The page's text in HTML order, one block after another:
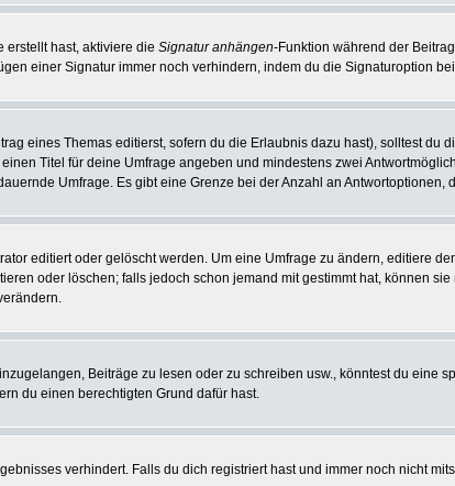
erstellt hast, aktiviere die Signatur anhängen-Funktion während der
einer Signatur immer noch verhindern, indem du die Signaturoption
eines Themas editierst, sofern du die Erlaubnis dazu hast), solltest du
Titel für deine Umfrage angeben und mindestens zwei
Umfrage. Es gibt eine Grenze bei der Anzahl an Antwortoptionen,
editiert oder gelöscht werden. Um eine Umfrage zu ändern, editiere
oder löschen; falls jedoch schon jemand mit gestimmt hat, können
Beiträge zu lesen oder zu schreiben usw., könntest du eine
du einen berechtigten Grund dafür hast.
verhindert. Falls du dich registriert hast und immer noch nicht